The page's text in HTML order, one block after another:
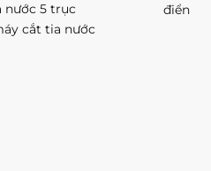
nước 5 trục
cắt tia nước
điển